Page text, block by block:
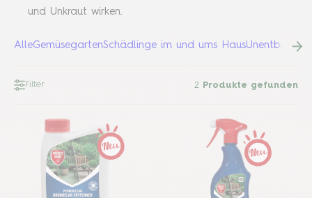
und Unkraut wirken.
AlleGemüsegartenSchädlinge im und ums Haus
Filter 2 Produkte gefunden